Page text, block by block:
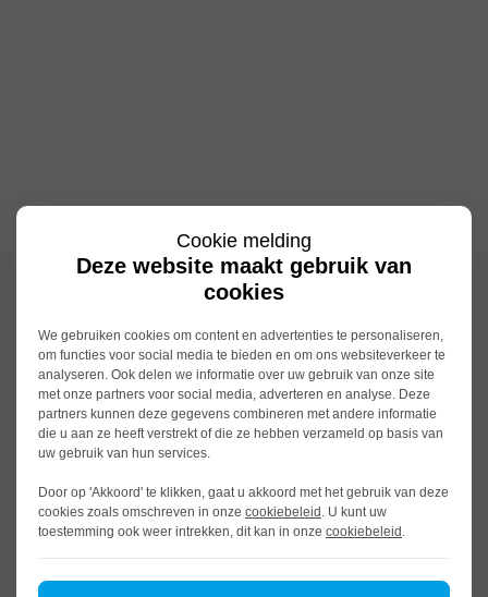
Cookie melding
Deze website maakt gebruik van
cookies
We gebruiken cookies om content en advertenties te personaliseren,
om functies voor social media te bieden en om ons websiteverkeer te
analyseren. Ook delen we informatie over uw gebruik van onze site
met onze partners voor social media, adverteren en analyse. Deze
partners kunnen deze gegevens combineren met andere informatie
die u aan ze heeft verstrekt of die ze hebben verzameld op basis van
uw gebruik van hun services.
Door op 'Akkoord' te klikken, gaat u akkoord met het gebruik van deze
cookies zoals omschreven in onze cookiebeleid . U kunt uw
toestemming ook weer intrekken, dit kan in onze cookiebeleid .